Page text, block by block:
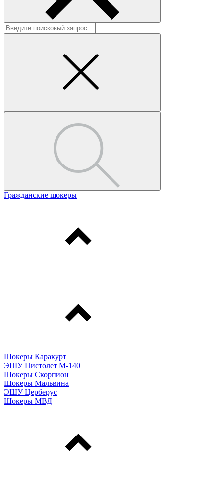
Гражданские шокеры
Шокеры Каракурт
ЭШУ Пистолет М-140
Шокеры Скорпион
Шокеры Мальвина
ЭШУ Церберус
Шокеры МВД